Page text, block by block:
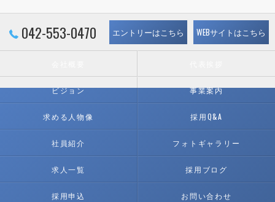
042-553-0470 エントリーはこちら WEBサイトはこちら
ビジョン 事業案内
求める人物像 採用Q&A
社員紹介 フォトギャラリー
求人一覧 採用ブログ
採用申込 お問い合わせ